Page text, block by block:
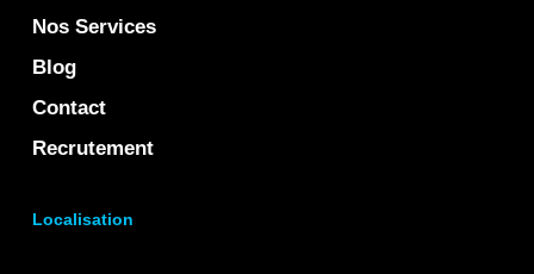
Nos Services
Blog
Contact
Recrutement
Localisation